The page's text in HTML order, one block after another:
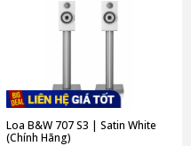
Loa B&W 707 S3 | Satin White
(Chính Hãng)